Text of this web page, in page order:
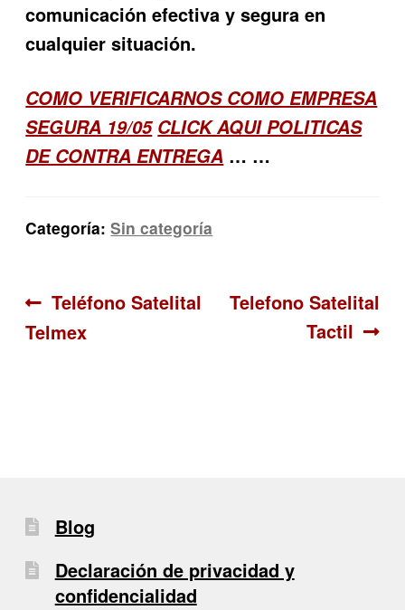
comunicación efectiva y segura en
cualquier situación.
COMO VERIFICARNOS COMO EMPRESA
SEGURA 19/05 CLICK AQUI POLITICAS
DE CONTRA ENTREGA … …
Categoría:Sin categoría
Navegación
de
Anterior:
Teléfono Satelital
Telmex
Siguiente:
Telefono Satelital
Tactil
Blog
Declaración de privacidad y
confidencialidad